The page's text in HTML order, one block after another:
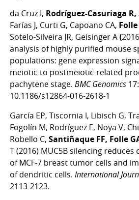
da Cruz I, Rodríguez-Casuriaga
Farías J, Curti G, Capoano CA, Folle
Sotelo-Silveira JR, Geisinger A(
analysis of highly purified mouse
populations: gene expression
meiotic-to postmeiotic-related
pachytene stage. BMC Genomics
10.1186/s12864-016-2618-1
García EP, Tiscornia I, Libisch G,
Fogolín M, Rodríguez E, Noya V,
Robello C, Santiñaque FF, Folle
T (2016) MUC5B silencing
of MCF-7 breast tumor cells and
of dendritic cells. International
2113-2123.